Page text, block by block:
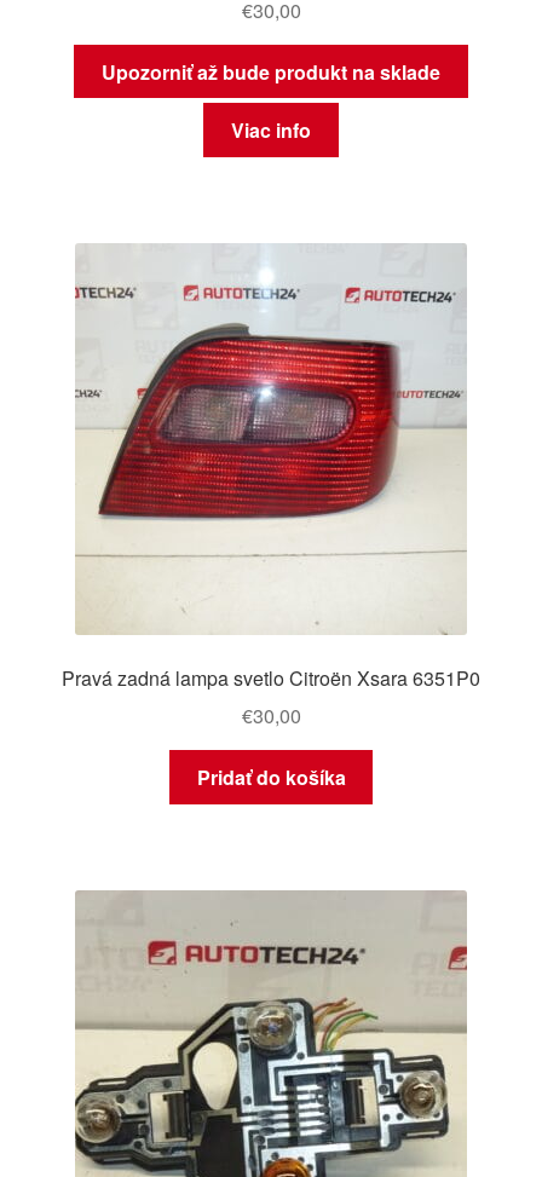
€30,00
Upozorniť až bude produkt na sklade
Viac info
Pravá zadná lampa svetlo Citroën Xsara 6351P0
€30,00
Pridať do košíka